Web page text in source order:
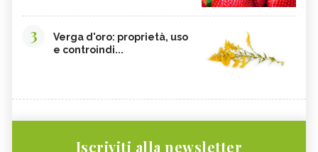
3
Verga d'oro: proprietà, uso
e controindi...
Iscriviti alla newsletter